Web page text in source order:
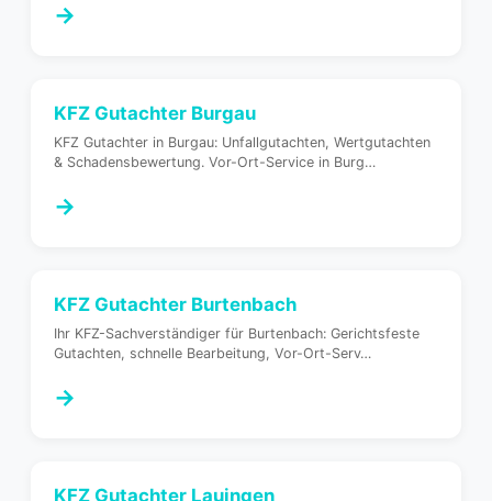
→
KFZ Gutachter Burgau
KFZ Gutachter in Burgau: Unfallgutachten, Wertgutachten
& Schadensbewertung. Vor-Ort-Service in Burg…
→
KFZ Gutachter Burtenbach
Ihr KFZ-Sachverständiger für Burtenbach: Gerichtsfeste
Gutachten, schnelle Bearbeitung, Vor-Ort-Serv…
→
KFZ Gutachter Lauingen